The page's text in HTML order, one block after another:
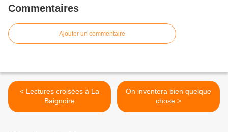
Commentaires
Ajouter un commentaire
< Lectures croisées à La
Baignoire
On inventera bien quelque
chose >